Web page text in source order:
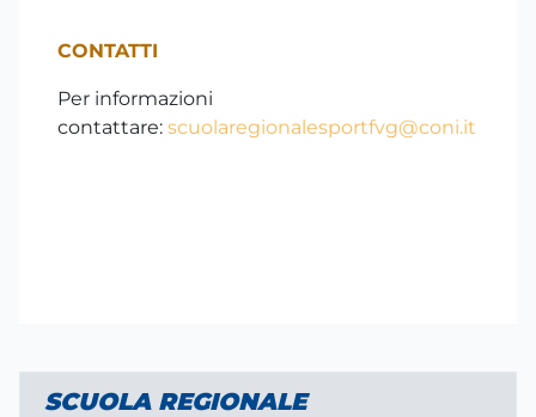
CONTATTI
Per informazioni
contattare: scuolaregionalesportfvg@coni.it
SCUOLA REGIONALE